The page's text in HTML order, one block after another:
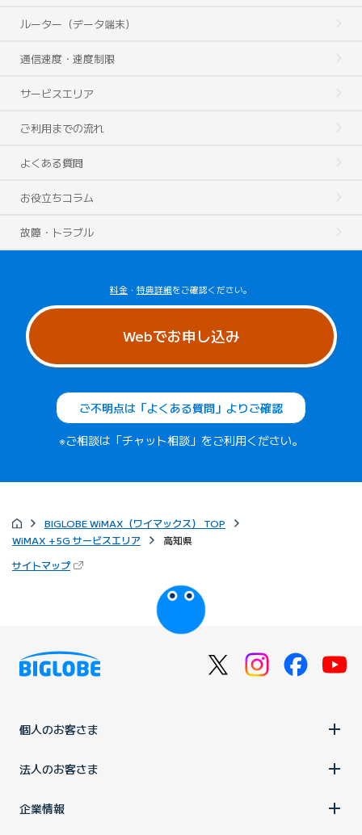
ルーター（データ端末）
通信速度・速度制限
サービスエリア
ご利用までの流れ
よくある質問
お役立ちコラム
故障・トラブル
料金 ・ 特典詳細をご確認ください。
Webでお申し込み
ご不明点は「よくある質問」よりご確認
※ご相談は「チャット相談」をご利用ください。
BIGLOBE WiMAX（ワイマックス） TOP
WiMAX +5G サービスエリア
高知県
サイトマップ（新しいタブで開きます）
個人のお客さま
法人のお客さま
企業情報